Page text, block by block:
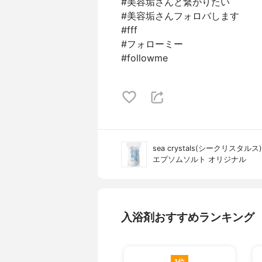
#美容垢さんフォロバします
#fff
#フォローミー
#followme
sea crystals(シークリスタルス)
エプソムソルト オリジナル
入浴剤おすすめランキング